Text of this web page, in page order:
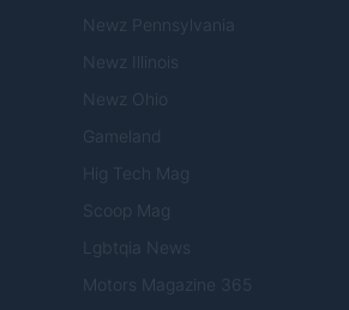
Newz Pennsylvania
Newz Illinois
Newz Ohio
Gameland
Hig Tech Mag
Scoop Mag
Lgbtqia News
Motors Magazine 365